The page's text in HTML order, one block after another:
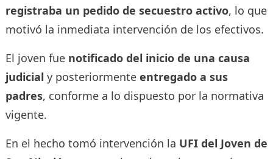
registraba un pedido de secuestro activo, lo que
motivó la inmediata intervención de los efectivos.
El joven fue notificado del inicio de una causa
judicial y posteriormente entregado a sus
padres, conforme a lo dispuesto por la normativa
vigente.
En el hecho tomó intervención la UFI del Joven de